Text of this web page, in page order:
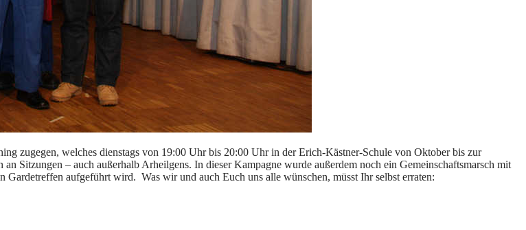
zugegen, welches dienstags von 19:00 Uhr bis 20:00 Uhr in der Erich-Kästner-Schule von Oktober bis zur
Sitzungen – auch außerhalb Arheilgens. In dieser Kampagne wurde außerdem noch ein Gemeinschaftsmarsch mit
aufgeführt wird. Was wir und auch Euch uns alle wünschen, müsst Ihr selbst erraten: